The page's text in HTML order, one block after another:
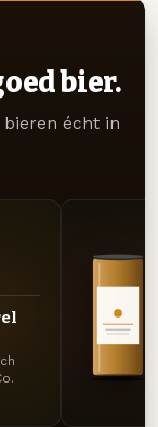
bier.
bieren écht in